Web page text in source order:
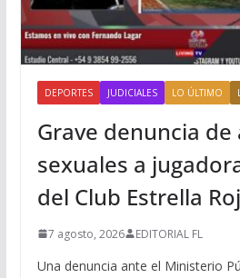
DEPORTES JUDICIALES LO ÚLTIMO
Grave denuncia de
sexuales a
del Club Estrella
7 agosto, 2026 EDITORIAL FL
Una denuncia ante el Ministerio